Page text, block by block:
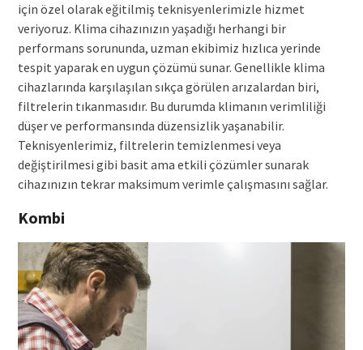
için özel olarak eğitilmiş teknisyenlerimizle hizmet
veriyoruz. Klima cihazınızın yaşadığı herhangi bir
performans sorununda, uzman ekibimiz hızlıca yerinde
tespit yaparak en uygun çözümü sunar. Genellikle klima
cihazlarında karşılaşılan sıkça görülen arızalardan biri,
filtrelerin tıkanmasıdır. Bu durumda klimanın verimliliği
düşer ve performansında düzensizlik yaşanabilir.
Teknisyenlerimiz, filtrelerin temizlenmesi veya
değiştirilmesi gibi basit ama etkili çözümler sunarak
cihazınızın tekrar maksimum verimle çalışmasını sağlar.
Kombi